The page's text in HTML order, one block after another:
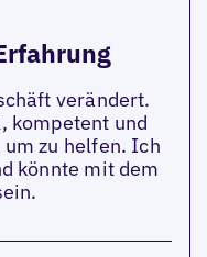
verändert.
kompetent und
zu helfen. Ich
könnte mit dem